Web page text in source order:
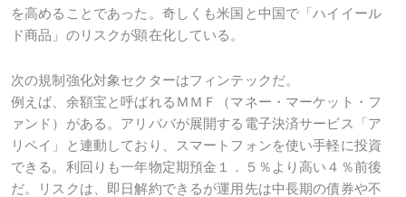
を高めることであった。奇しくも米国と中国で「ハイイール
ド商品」のリスクが顕在化している。
次の規制強化対象セクターはフィンテックだ。
例えば、余額宝と呼ばれるＭＭＦ（マネー・マーケット・フ
ァンド）がある。アリババが展開する電子決済サービス「ア
リペイ」と連動しており、スマートフォンを使い手軽に投資
できる。利回りも一年物定期預金１．５％より高い４％前後
だ。リスクは、即日解約できるが運用先は中長期の債券や不